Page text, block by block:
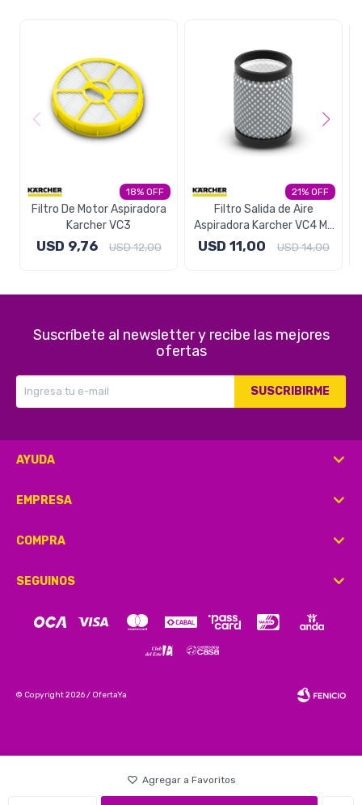
18
Filtro De Motor Aspiradora
Karcher VC3
USD 9,76 USD12,00
21
Filtro Salida de Aire
Aspiradora Karcher VC4 My
Home
USD 11,00 USD14,00
Suscríbete al newsletter y recibe las mejores
ofertas
SUSCRIBIRME
AYUDA
EMPRESA
COMPRA
SEGUINOS
© Copyright 2026 / OfertaYa